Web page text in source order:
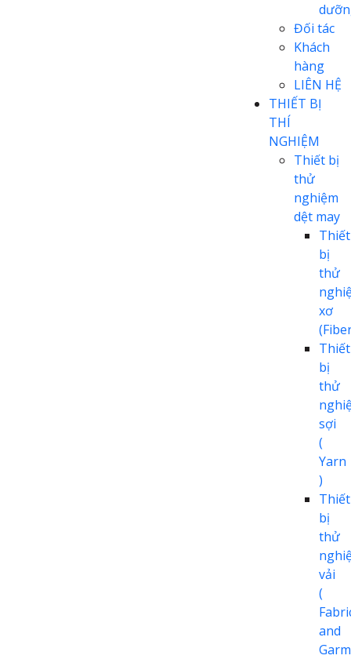
Đối tác
Khách
hàng
LIÊN HỆ
THIẾT BỊ
THÍ
NGHIỆM
Thiết bị
thử
nghiệm
dệt may
Thiết
bị
thử
xơ
Thiết
bị
thử
sợi
(
Yarn
)
Thiết
bị
thử
vải
(
and